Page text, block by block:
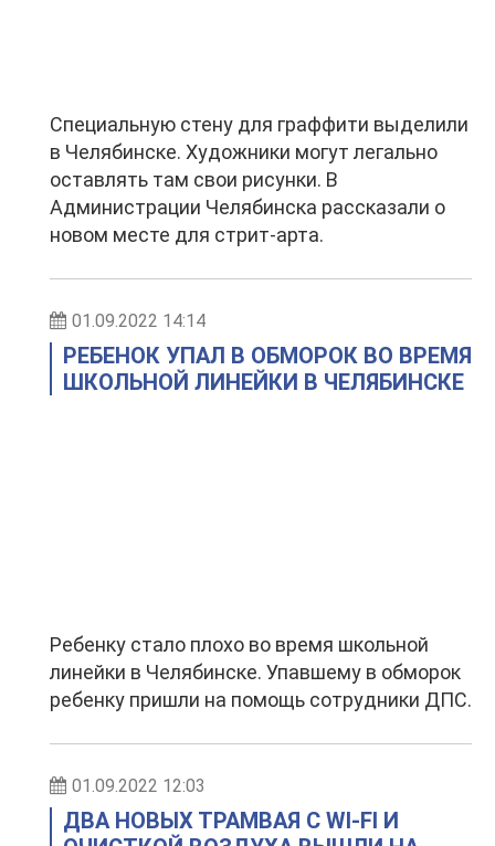
Специальную стену для граффити выделили
в Челябинске. Художники могут легально
оставлять там свои рисунки. В
Администрации Челябинска рассказали о
новом месте для стрит-арта.
01.09.2022 14:14
РЕБЕНОК УПАЛ В ОБМОРОК ВО ВРЕМЯ
ШКОЛЬНОЙ ЛИНЕЙКИ В ЧЕЛЯБИНСКЕ
Ребенку стало плохо во время школьной
линейки в Челябинске. Упавшему в обморок
ребенку пришли на помощь сотрудники ДПС.
01.09.2022 12:03
ДВА НОВЫХ ТРАМВАЯ С WI-FI И